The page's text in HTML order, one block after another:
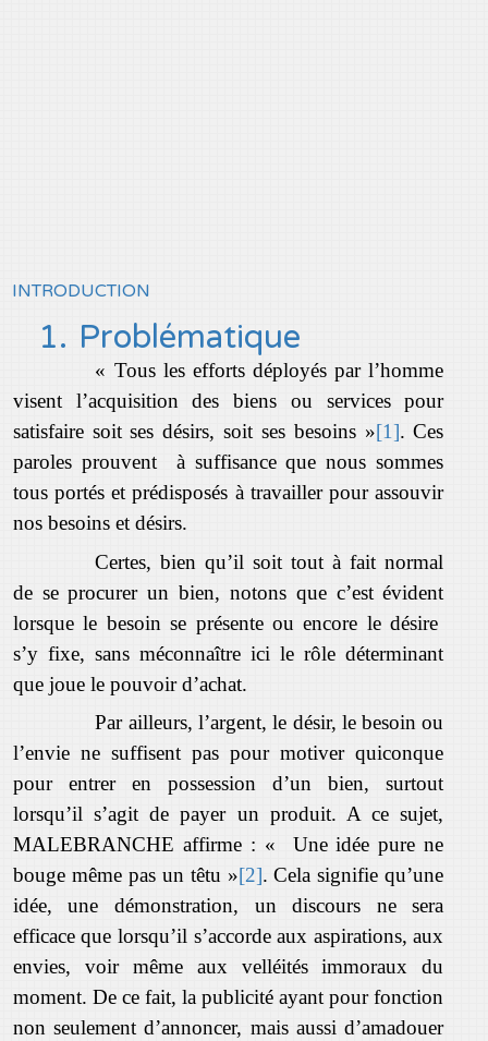
INTRODUCTION
1. Problématique
« Tous les efforts déployés par l’homme
visent l’acquisition des biens ou services pour
satisfaire soit ses désirs, soit ses besoins »[1]. Ces
paroles prouvent à suffisance que nous sommes
tous portés et prédisposés à travailler pour assouvir
nos besoins et désirs.
Certes, bien qu’il soit tout à fait normal
de se procurer un bien, notons que c’est évident
lorsque le besoin se présente ou encore le désire
s’y fixe, sans méconnaître ici le rôle déterminant
que joue le pouvoir d’achat.
Par ailleurs, l’argent, le désir, le besoin ou
l’envie ne suffisent pas pour motiver quiconque
pour entrer en possession d’un bien, surtout
lorsqu’il s’agit de payer un produit. A ce sujet,
MALEBRANCHE affirme : « Une idée pure ne
bouge même pas un têtu »[2]. Cela signifie qu’une
idée, une démonstration, un discours ne sera
efficace que lorsqu’il s’accorde aux aspirations, aux
envies, voir même aux velléités immoraux du
moment. De ce fait, la publicité ayant pour fonction
non seulement d’annoncer, mais aussi d’amadouer